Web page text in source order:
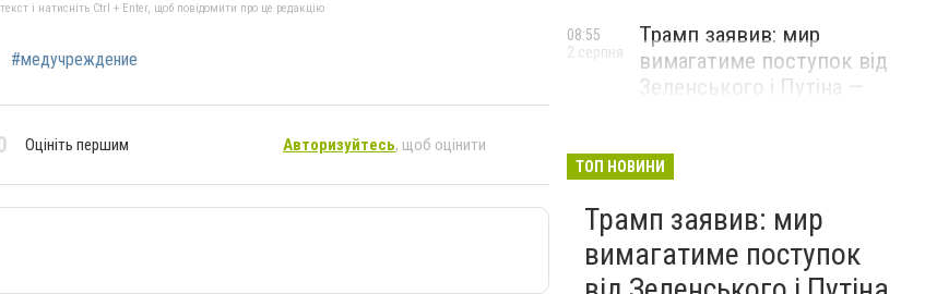
і натисніть Ctrl + Enter, щоб повідомити про це редакцію
#медучреждение
Оцініть першим Авторизуйтесь, щоб оцінити
Трамп заявив: мир
вимагатиме поступок від
Зеленського і Путіна —
08:55
2 серпня
ТОП НОВИНИ
Трамп заявив: мир
вимагатиме поступок